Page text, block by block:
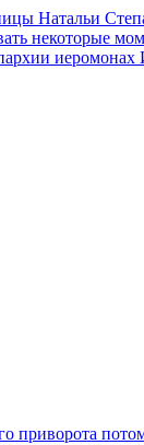
Натальи
некоторые
иеромонах